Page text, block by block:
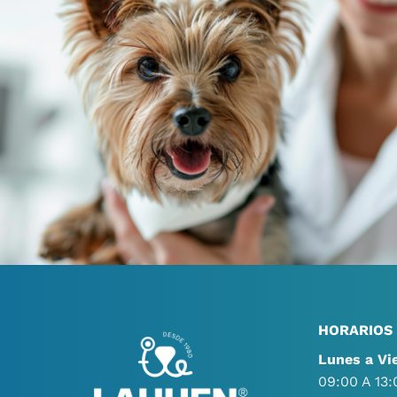
HORARIOS
Lunes a
09:00 A